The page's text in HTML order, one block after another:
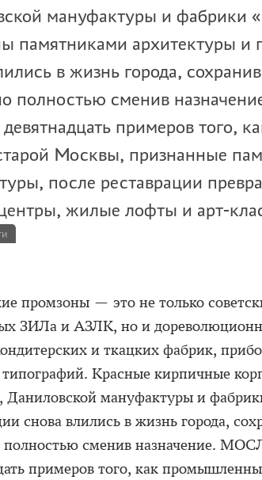
мануфактуры и фабрики
памятниками архитектуры и
в жизнь города,
полностью сменив
девятнадцать примеров того,
Москвы, признанные
после реставрации
жилые лофты и арт-
промзоны — это не только
ЗИЛа и АЗЛК, но и
и ткацких фабрик,
типографий. Красные кирпичные
Даниловской мануфактуры и
снова влились в жизнь города,
полностью сменив назначение.
примеров того, как